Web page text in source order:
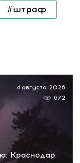
#штраф
Краснодар
4 августа 2026
672